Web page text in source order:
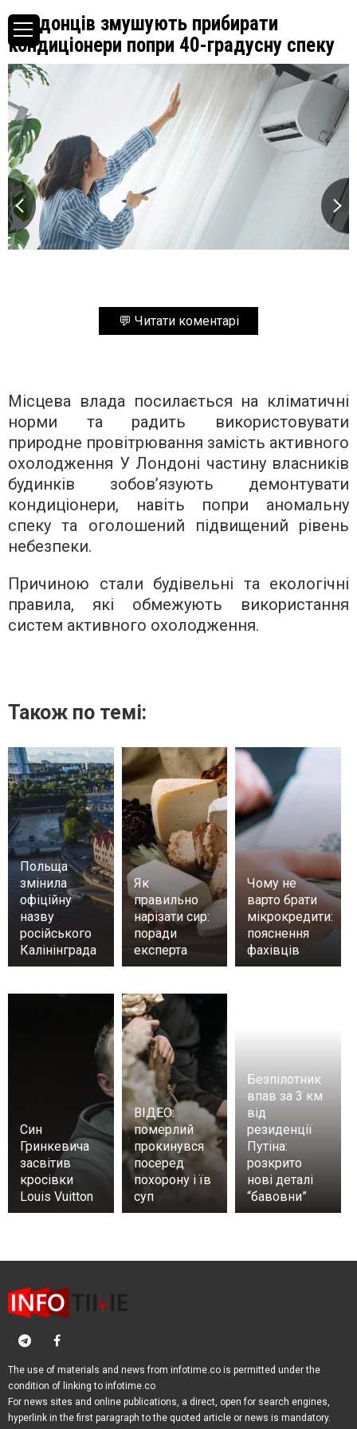
Лондонців змушують прибирати
кондиціонери попри 40-градусну спеку
💬 Читати коментарі
Місцева влада посилається на кліматичні
норми та радить використовувати
природне провітрювання замість активного
охолодження У Лондоні частину власників
будинків зобов’язують демонтувати
кондиціонери, навіть попри аномальну
спеку та оголошений підвищений рівень
небезпеки.
Причиною стали будівельні та екологічні
правила, які обмежують використання
систем активного охолодження.
Також по темі:
Польща
змінила
офіційну
назву
російського
Калінінграда
Як
правильно
нарізати сир:
поради
експерта
Чому не
варто брати
мікрокредити:
пояснення
фахівців
Син
Гринкевича
засвітив
кросівки
Louis Vuitton
ВІДЕО:
померлий
прокинувся
посеред
похорону і їв
суп
Безпілотник
впав за 3 км
від
резиденції
Путіна:
розкрито
нові деталі
“бавовни”
The use of materials and news from infotime.co is permitted under the
condition of linking to infotime.co
For news sites and online publications, a direct, open for search engines,
hyperlink in the first paragraph to the quoted article or news is mandatory.